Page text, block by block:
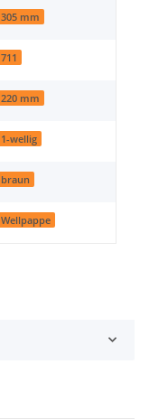
305 mm
711
220 mm
1-wellig
braun
Wellpappe